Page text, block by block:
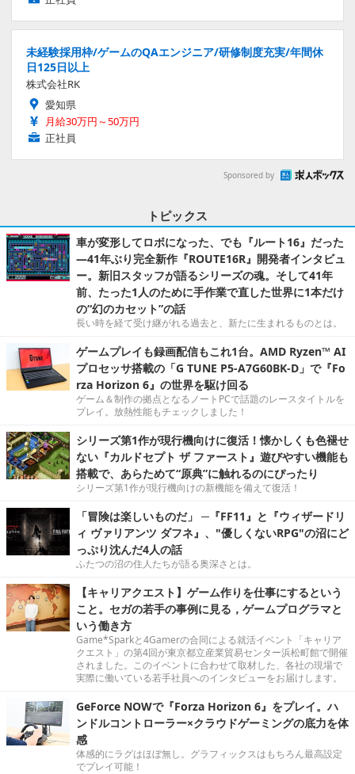
未経験採用枠/ゲームのQAエンジニア/研修制度充実/年間休
日125日以上
株式会社RK
愛知県
月給30万円～50万円
正社員
Sponsored by
トピックス
車が変形してロボになった、でも『ルート16』だった
―41年ぶり完全新作『ROUTE16R』開発者インタビュ
ー。新旧スタッフが語るシリーズの魂。そして41年
前、たった1人のために手作業で直した世界に1本だけ
の“幻のカセット”の話
長い時を経て受け継がれる過去と、新たに生まれるものとは。
ゲームプレイも録画配信もこれ1台。AMD Ryzen™ AI
プロセッサ搭載の「G TUNE P5-A7G60BK-D」で『Fo
rza Horizon 6』の世界を駆け回る
ゲーム＆制作の拠点となるノートPCで話題のレースタイトルを
プレイ。放熱性能もチェックしました！
シリーズ第1作が現行機向けに復活！懐かしくも色褪せ
ない『カルドセプト ザ ファースト』遊びやすい機能も
搭載で、あらためて“原典”に触れるのにぴったり
シリーズ第1作が現行機向けの新機能を備えて復活！
「冒険は楽しいものだ」 ─『FF11』と『ウィザードリ
ィ ヴァリアンツ ダフネ』、"優しくないRPG"の沼にど
っぷり沈んだ4人の話
ふたつの沼の住人たちが語る奥深さとは。
【キャリアクエスト】ゲーム作りを仕事にするという
こと。セガの若手の事例に見る，ゲームプログラマと
いう働き方
Game*Sparkと4Gamerの合同による就活イベント「キャリア
クエスト」の第4回が東京都立産業貿易センター浜松町館で開催
されました。このイベントに合わせて取材した、各社の現場で
実際に働いている若手社員へのインタビューをお届けします。
GeForce NOWで『Forza Horizon 6』をプレイ。ハ
ンドルコントローラー×クラウドゲーミングの底力を体
感
体感的にラグはほぼ無し。グラフィックスはもちろん最高設定
でプレイ可能！